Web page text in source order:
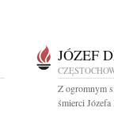
JÓZEF
Z ogromnym
śmierci